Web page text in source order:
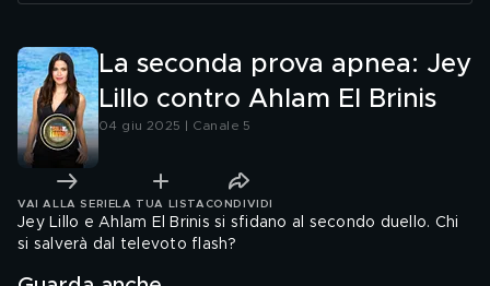
La seconda prova apnea: Jey
Lillo contro Ahlam El Brinis
04 giu 2025 | Canale 5
VAI ALLA SERIE LA TUA LISTA CONDIVIDI
Jey Lillo e Ahlam El Brinis si sfidano al secondo duello. Chi
si salverà dal televoto flash?